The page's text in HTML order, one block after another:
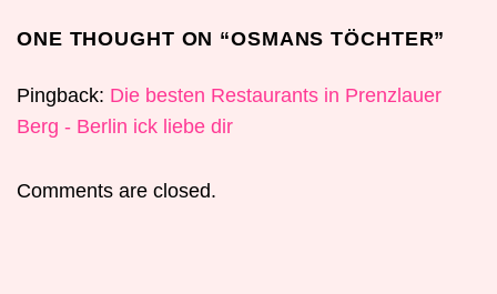
ONE THOUGHT ON “OSMANS TÖCHTER”
Pingback: Die besten Restaurants in Prenzlauer
Berg - Berlin ick liebe dir
Comments are closed.